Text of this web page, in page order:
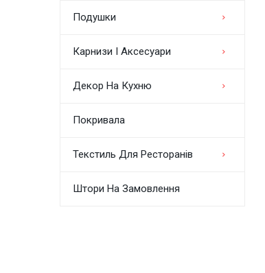
Подушки
Карнизи І Аксесуари
Декор На Кухню
Покривала
Текстиль Для Ресторанів
Штори На Замовлення